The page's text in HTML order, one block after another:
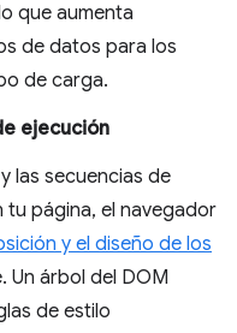
que aumenta
de datos para los
de carga.
ejecución
las secuencias de
página, el navegador
y el diseño de los
Un árbol del DOM
de estilo